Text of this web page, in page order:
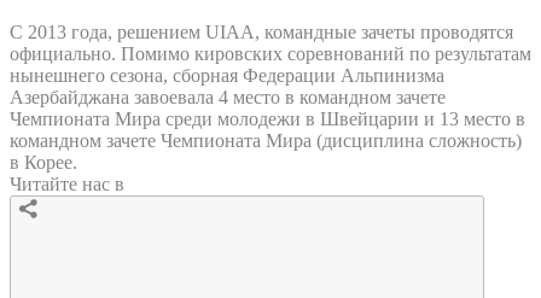
С 2013 года, решением UIAA, командные зачеты проводятся
официально. Помимо кировских соревнований по результатам
нынешнего сезона, сборная Федерации Альпинизма
Азербайджана завоевала 4 место в командном зачете
Чемпионата Мира среди молодежи в Швейцарии и 13 место в
командном зачете Чемпионата Мира (дисциплина сложность)
в Корее.
Читайте нас в